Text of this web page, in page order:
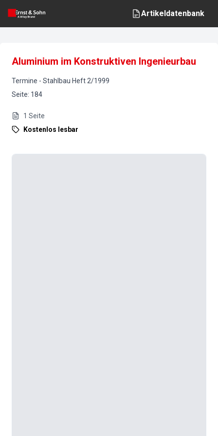
Artikeldatenbank
Aluminium im Konstruktiven Ingenieurbau
Termine - Stahlbau Heft 2/1999
Seite: 184
1 Seite
Kostenlos lesbar